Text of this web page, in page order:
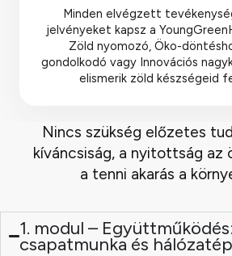
Minden elvégzett
jelvényeket kapsz a
Zöld nyomozó, Öko-
gondolkodó vagy Innovációs
elismerik zöld készségeid
Nincs szükség előzetes
kíváncsiság, a nyitottság az
a tenni akarás a
1. modul –
csapatmunka és